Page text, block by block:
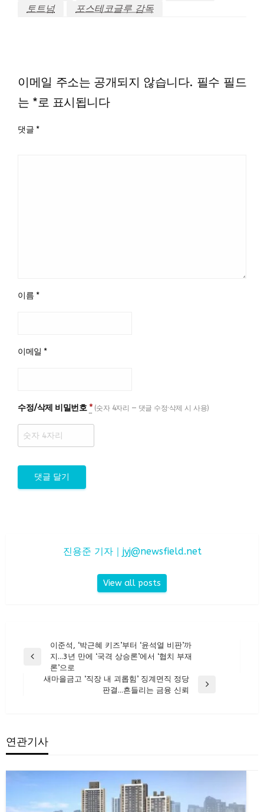
토트넘
포스테코글루 감독
이메일 주소는 공개되지 않습니다. 필수 필드
는 *로 표시됩니다
댓글 *
이름 *
이메일 *
수정/삭제 비밀번호 * (숫자 4자리 — 댓글 수정·삭제 시 사용)
진용준 기자｜ jyj@newsfield.net
View all posts
탐
Previous
이준석, ‘박근혜 키즈’부터 ‘윤석열 비판’까
지…3년 만에 ‘국격 상승론’에서 ‘협치 부재
론’으로
새마을금고 ‘직장 내 괴롭힘’ 징계면직 정당
판결…흔들리는 금융 신뢰
연관기사